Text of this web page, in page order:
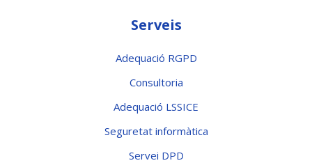
Serveis
Adequació RGPD
Consultoria
Adequació LSSICE
Seguretat informàtica
Servei DPD